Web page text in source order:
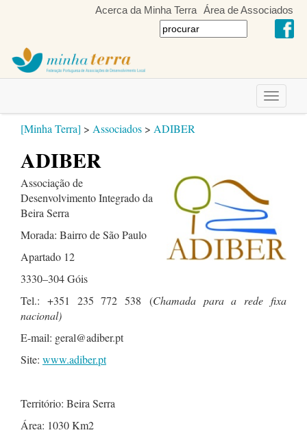
Acerca da Minha Terra Área de Associados
Toggle
[Minha Terra] > Associados > ADIBER
ADIBER
Associação de
Desenvolvimento Integrado da
Beira Serra
Morada: Bairro de São Paulo
Apartado 12
3330–304 Góis
Tel.: +351 235 772 538 (Chamada para a rede fixa
nacional)
E-mail: geral@adiber.pt
Site: www.adiber.pt
Território: Beira Serra
Área: 1030 Km2